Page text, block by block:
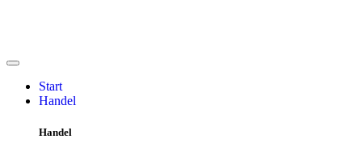
Start
Handel
Handel